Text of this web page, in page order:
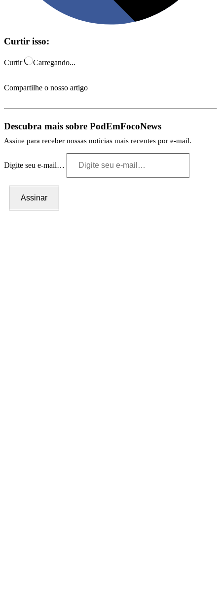
Curtir isso:
Curtir Carregando...
Compartilhe o nosso artigo
Descubra mais sobre PodEmFocoNews
Assine para receber nossas notícias mais recentes por e-mail.
Digite seu e-mail…
Assinar